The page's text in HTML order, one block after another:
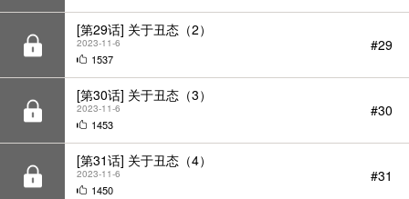
[第29话] 关于丑态（2）
2023-11-6
1537
#29
[第30话] 关于丑态（3）
2023-11-6
1453
[第31话] 关于丑态（4）
2023-11-6
1450